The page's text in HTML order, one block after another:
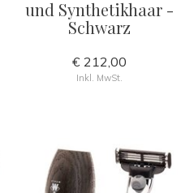
und Synthetikhaar -
Schwarz
€ 212,00
Inkl. MwSt.